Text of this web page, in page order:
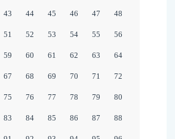
43 44 45 46 47 48
51 52 53 54 55 56
59 60 61 62 63 64
67 68 69 70 71 72
75 76 77 78 79 80
83 84 85 86 87 88